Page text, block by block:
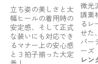
立ち姿の美しさと太
幅ヒールの着用時の
安定感、そして正式
な装いにも対応でき
るマナー上の安心感
と３拍子揃った大定
微光
調素
るレ
せた
パー
ーズ
レン